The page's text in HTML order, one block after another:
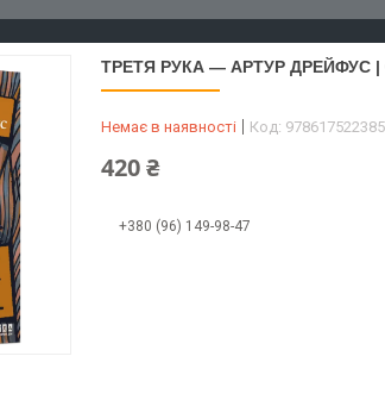
ТРЕТЯ РУКА — АРТУР ДРЕЙФУС
Немає в наявності Код:
420 ₴
+380 (96) 149-98-47